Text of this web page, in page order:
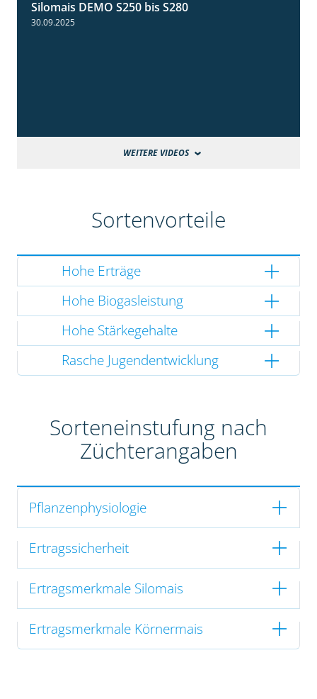
Silomais DEMO S250 bis S280
30.09.2025
WEITERE VIDEOS
Sortenvorteile
Hohe Erträge
Hohe Biogasleistung
Hohe Stärkegehalte
Rasche Jugendentwicklung
Sorteneinstufung nach
Züchterangaben
Pflanzenphysiologie
Ertragssicherheit
Ertragsmerkmale Silomais
Ertragsmerkmale Körnermais